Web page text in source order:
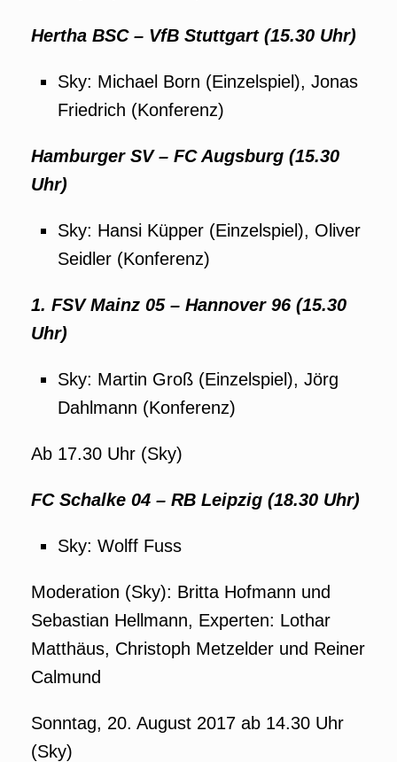
Hertha BSC – VfB Stuttgart (15.30 Uhr)
Sky: Michael Born (Einzelspiel), Jonas
Friedrich (Konferenz)
Hamburger SV – FC Augsburg (15.30
Uhr)
Sky: Hansi Küpper (Einzelspiel), Oliver
Seidler (Konferenz)
1. FSV Mainz 05 – Hannover 96 (15.30
Uhr)
Sky: Martin Groß (Einzelspiel), Jörg
Dahlmann (Konferenz)
Ab 17.30 Uhr (Sky)
FC Schalke 04 – RB Leipzig (18.30 Uhr)
Sky: Wolff Fuss
Moderation (Sky): Britta Hofmann und
Sebastian Hellmann, Experten: Lothar
Matthäus, Christoph Metzelder und Reiner
Calmund
Sonntag, 20. August 2017 ab 14.30 Uhr
(Sky)